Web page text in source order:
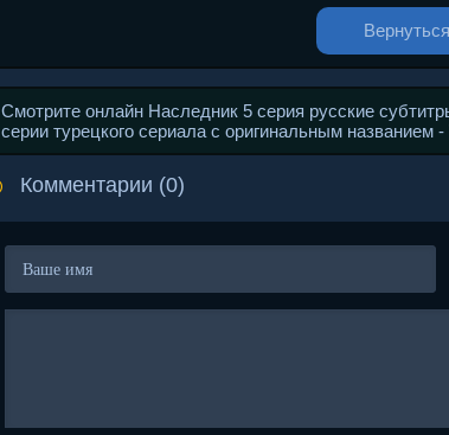
Смотрите онлайн Наследник 5 серия русские
серии турецкого сериала с оригинальным названием
Комментарии (0)